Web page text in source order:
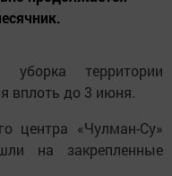
территории
вплоть до 3 июня.
центра «Чулман-Су»
на закрепленные